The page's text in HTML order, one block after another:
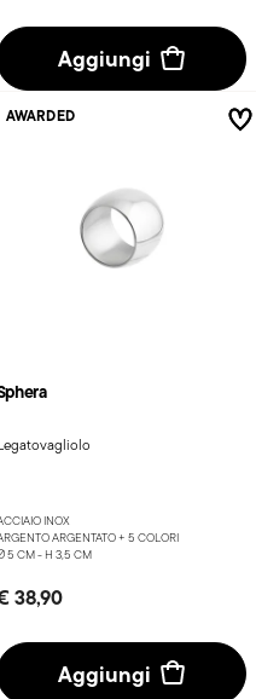
Aggiungi
INOX
ARGENTATO + 5 COLORI
5 CM - H 3,5 CM
38,90
Aggiungi
AWARDED